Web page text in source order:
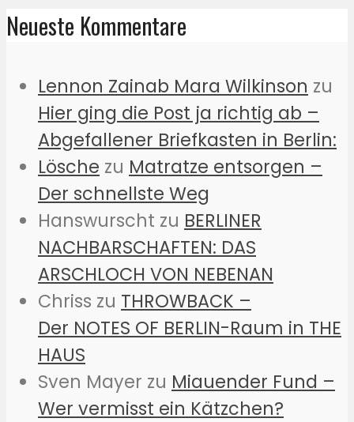
Neueste Kommentare
Lennon Zainab Mara Wilkinson zu
Hier ging die Post ja richtig ab –
Abgefallener Briefkasten in Berlin:
Lösche zu Matratze entsorgen –
Der schnellste Weg
Hanswurscht zu BERLINER
NACHBARSCHAFTEN: DAS
ARSCHLOCH VON NEBENAN
Chriss zu THROWBACK –
Der NOTES OF BERLIN-Raum in THE
HAUS
Sven Mayer zu Miauender Fund –
Wer vermisst ein Kätzchen?